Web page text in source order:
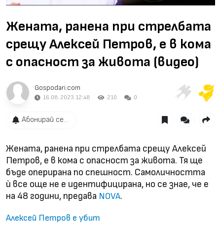
Video
Жената, ранена при стрелбата
срещу Алексей Петров, е в кома
с опасност за живота (видео)
Gospodari.com
16.08.2023 12:48 210 0
Абонирай се...
Жената, ранена при стрелбата срещу Алексей
Петров, е в кома с опасност за живота. Тя ще
бъде оперирана по спешност. Самоличността
ѝ все още не е идентифицирана, но се знае, че е
на 48 години, предава NOVA.
Алексей Петров е убит